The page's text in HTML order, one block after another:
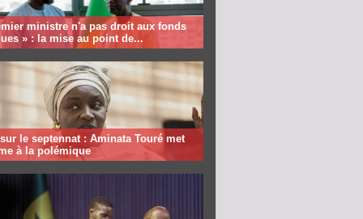
ministre n'a pas droit aux fonds
» : la mise au point de...
le septennat : Aminata Touré met
à la polémique